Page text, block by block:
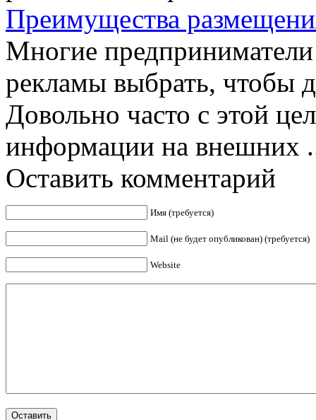
Преимущества
Многие
рекламы выбрать, чтобы
Довольно часто с этой
информации на внешних
Оставить комментарий
Имя (требуется)
Mail (не будет опубликован) (требуется)
Website